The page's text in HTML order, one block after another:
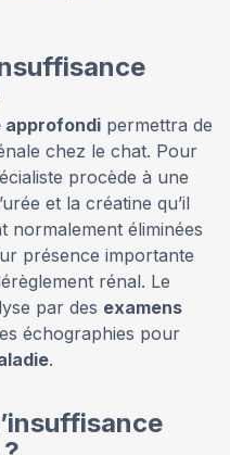
approfondi permettra de
chez le chat. Pour
procède à une
et la créatine qu’il
normalement éliminées
présence importante
rénal. Le
par des examens
échographies pour
.